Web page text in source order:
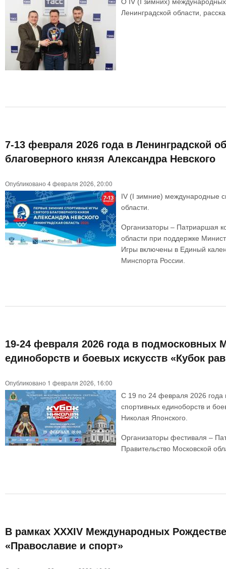
Ленинградской области,
7-13 февраля 2026 года в Ленинградской
благоверного князя Александра Невского
Опубликовано 4 февраля 2026, 20:00
IV (I зимние) международные
области.
Организаторы – Патриаршая
области при поддержке
Игры включены в Единый
Минспорта России.
19-24 февраля 2026 года в
единоборств и боевых искусств «Кубок
Опубликовано 1 февраля 2026, 16:00
С 19 по 24 февраля 2026
спортивных единоборств и
Николая Японского.
Организаторы фестиваля –
Правительство Московской
В рамках XXXIV Международных
«Православие и спорт»